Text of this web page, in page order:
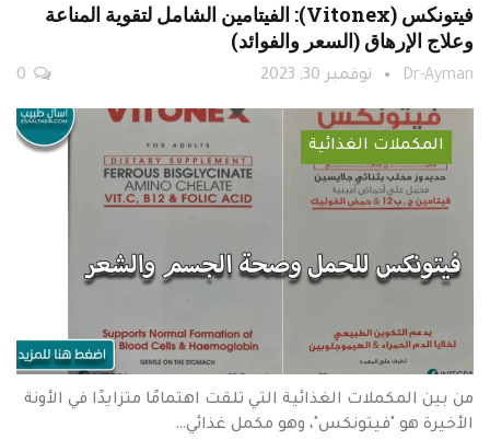
فيتونكس (Vitonex): الفيتامين الشامل لتقوية المناعة
وعلاج الإرهاق (السعر والفوائد)
Dr-Ayman نوفمبر 30, 2023
المكملات الغذائية
من بين المكملات الغذائية التي تلقت اهتمامًا متزايدًا في الأونة
الأخيرة هو "فيتونكس"، وهو مكمل غذائي…